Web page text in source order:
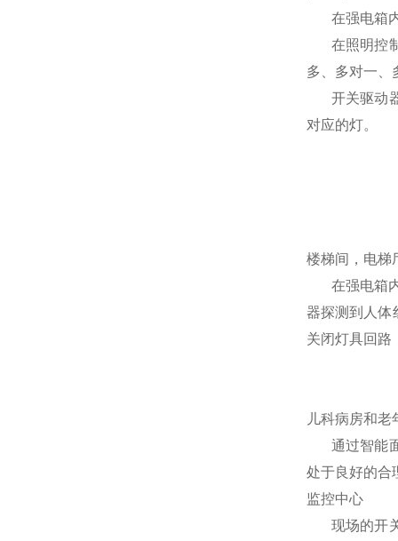
在强电箱
在照明控
多、多对一、
开关驱动
对应的灯。
楼梯间，电梯
在强电箱
器探测到人体
关闭灯具回路
儿科病房和老
通过智能
处于良好的合
监控中心
现场的开